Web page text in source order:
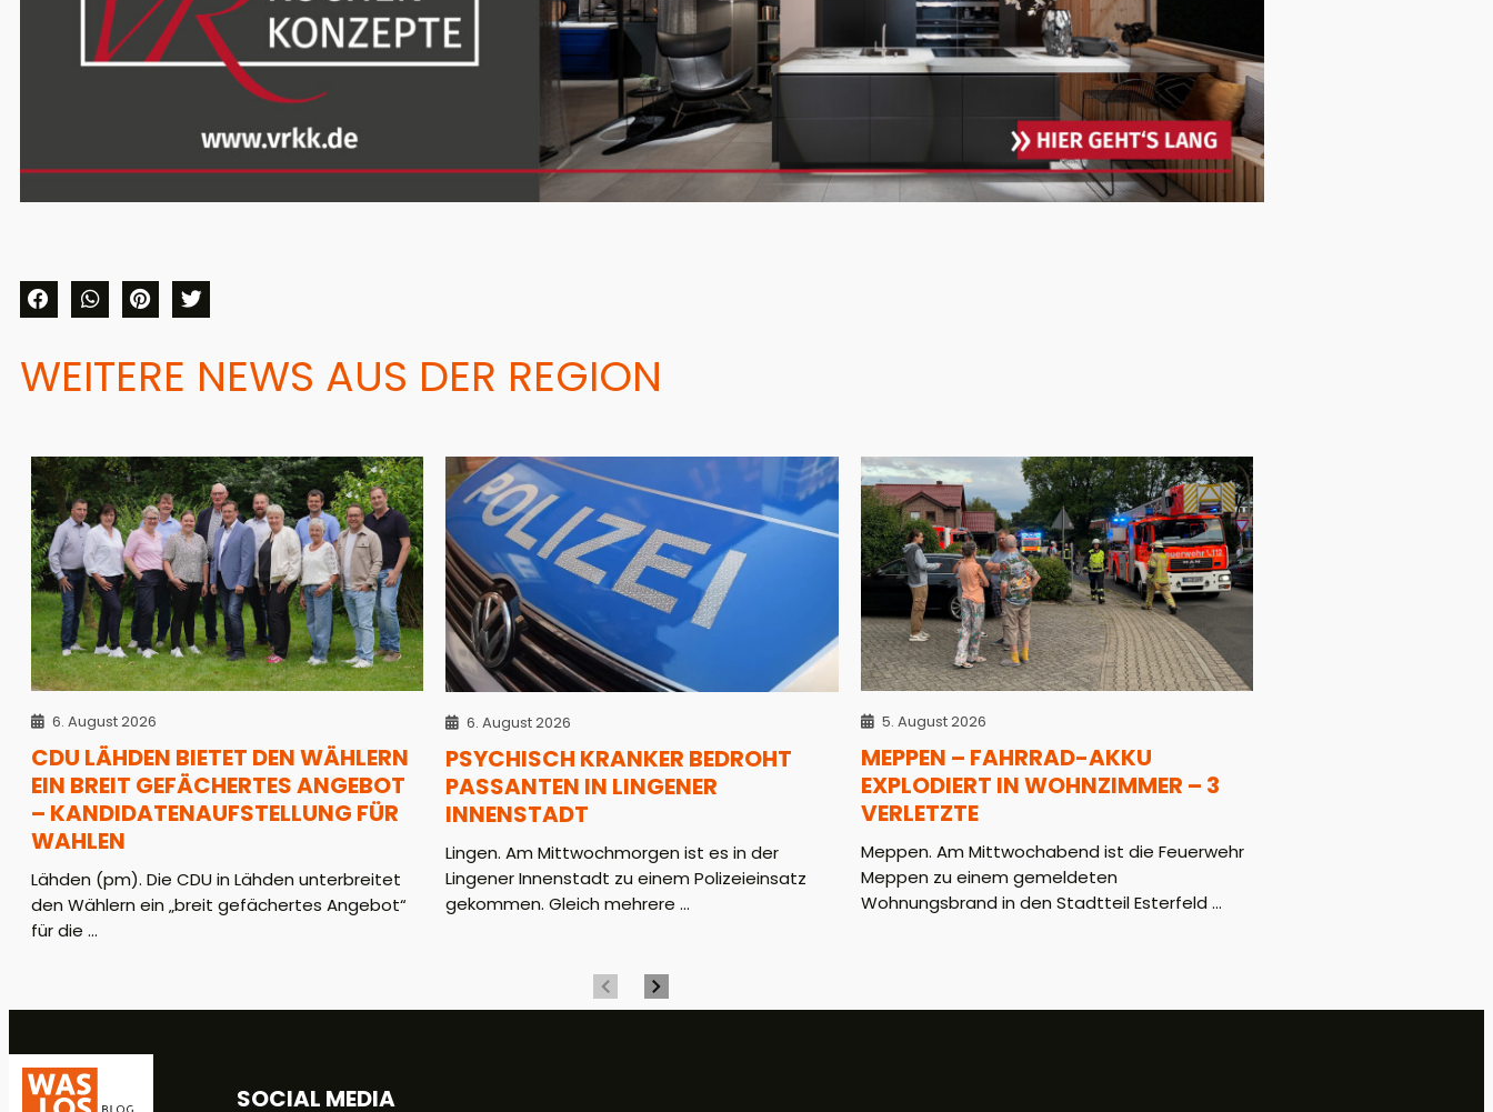
WEITERE NEWS AUS DER REGION
6. August 2026
CDU LÄHDEN BIETET DEN WÄHLERN
EIN BREIT GEFÄCHERTES ANGEBOT
– KANDIDATENAUFSTELLUNG FÜR
WAHLEN
Lähden (pm). Die CDU in Lähden unterbreitet
den Wählern ein „breit gefächertes Angebot“
für die ...
6. August 2026
PSYCHISCH KRANKER BEDROHT
PASSANTEN IN LINGENER
INNENSTADT
Lingen. Am Mittwochmorgen ist es in der
Lingener Innenstadt zu einem Polizeieinsatz
gekommen. Gleich mehrere ...
5. August 2026
MEPPEN – FAHRRAD-AKKU
EXPLODIERT IN WOHNZIMMER – 3
VERLETZTE
Meppen. Am Mittwochabend ist die Feuerwehr
Meppen zu einem gemeldeten
Wohnungsbrand in den Stadtteil Esterfeld ...
SOCIAL MEDIA